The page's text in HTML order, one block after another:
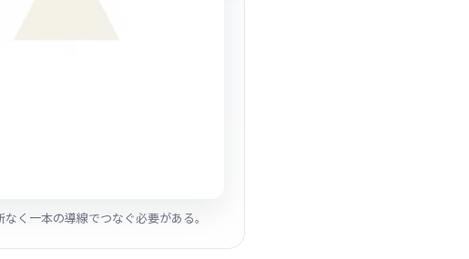
く一本の導線でつなぐ必要がある。